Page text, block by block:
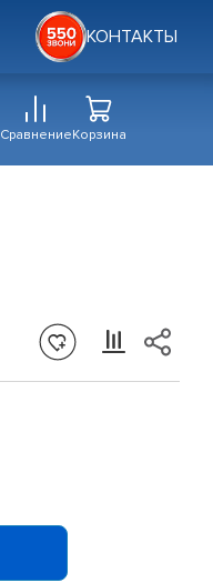
КОНТАКТЫ
СравнениеКорзина